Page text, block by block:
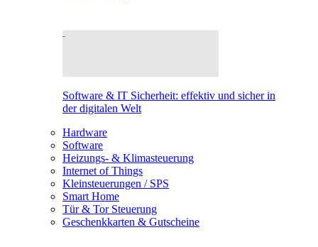
Software & IT Sicherheit: effektiv und sicher in
der digitalen Welt
Hardware
Software
Heizungs- & Klimasteuerung
Internet of Things
Kleinsteuerungen / SPS
Smart Home
Tür & Tor Steuerung
Geschenkkarten & Gutscheine